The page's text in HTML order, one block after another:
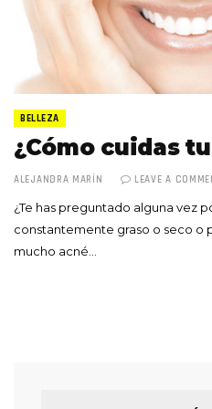
BELLEZA
¿Cómo cuidas
ALEJANDRA MARÍN LEAVE A
¿Te has preguntado alguna vez
constantemente graso o seco o
mucho acné…